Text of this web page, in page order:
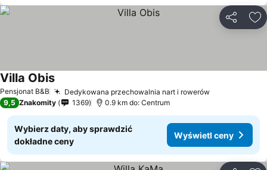
Pensjonat B&B Dedykowana przechowalnia nart i rowerów
Villa Obis
9,5 Znakomity 1369 0.9 km do: Centrum
Wybierz daty, aby sprawdzić
dokładne ceny
Wyświetl ceny